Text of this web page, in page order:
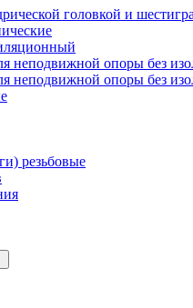
головкой и
неподвижной опоры без
опоры без
резьбовые